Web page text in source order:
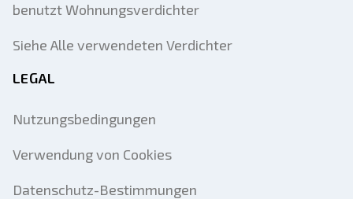
benutzt Wohnungsverdichter
Siehe Alle verwendeten Verdichter
LEGAL
Nutzungsbedingungen
Verwendung von Cookies
Datenschutz-Bestimmungen